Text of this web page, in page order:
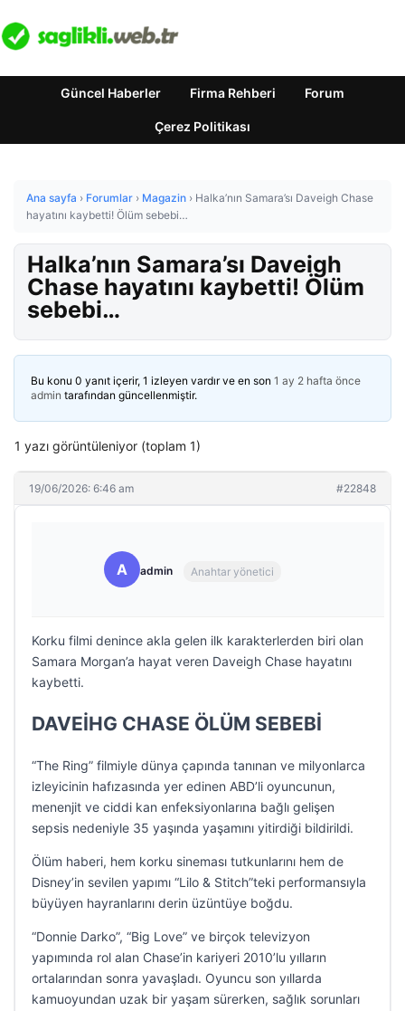
Güncel Haberler Firma Rehberi Forum
Çerez Politikası
Ana sayfa › Forumlar › Magazin › Halka’nın Samara’sı Daveigh Chase
hayatını kaybetti! Ölüm sebebi…
Halka’nın Samara’sı Daveigh
Chase hayatını kaybetti! Ölüm
sebebi…
Bu konu 0 yanıt içerir, 1 izleyen vardır ve en son 1 ay 2 hafta önce
admin tarafından güncellenmiştir.
1 yazı görüntüleniyor (toplam 1)
19/06/2026: 6:46 am #22848
A admin Anahtar yönetici
Korku filmi denince akla gelen ilk karakterlerden biri olan
Samara Morgan’a hayat veren Daveigh Chase hayatını
kaybetti.
DAVEİHG CHASE ÖLÜM SEBEBİ
“The Ring” filmiyle dünya çapında tanınan ve milyonlarca
izleyicinin hafızasında yer edinen ABD’li oyuncunun,
menenjit ve ciddi kan enfeksiyonlarına bağlı gelişen
sepsis nedeniyle 35 yaşında yaşamını yitirdiği bildirildi.
Ölüm haberi, hem korku sineması tutkunlarını hem de
Disney’in sevilen yapımı “Lilo & Stitch”teki performansıyla
büyüyen hayranlarını derin üzüntüye boğdu.
“Donnie Darko”, “Big Love” ve birçok televizyon
yapımında rol alan Chase’in kariyeri 2010’lu yılların
ortalarından sonra yavaşladı. Oyuncu son yıllarda
kamuoyundan uzak bir yaşam sürerken, sağlık sorunları